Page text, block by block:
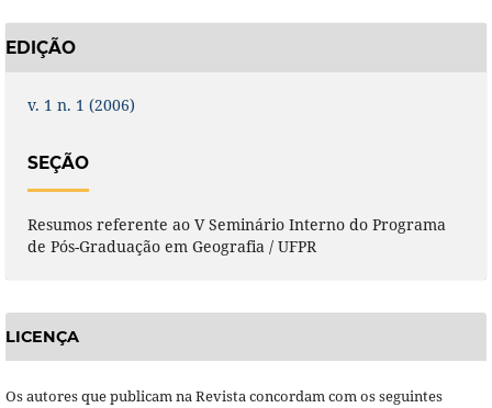
EDIÇÃO
v. 1 n. 1 (2006)
SEÇÃO
Resumos referente ao V Seminário Interno do Programa
de Pós-Graduação em Geografia / UFPR
LICENÇA
Os autores que publicam na Revista concordam com os seguintes